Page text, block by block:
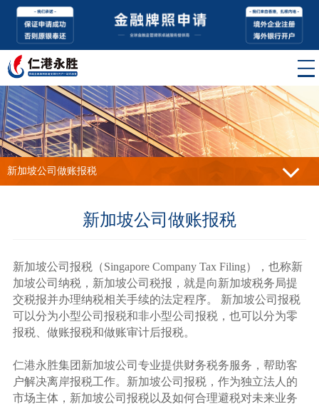
新加坡公司做账报税
新加坡公司做账报税
新加坡公司报税（Singapore Company Tax Filing），也称新
加坡公司纳税，新加坡公司税报，就是向新加坡税务局提
交税报并办理纳税相关手续的法定程序。 新加坡公司报税
可以分为小型公司报税和非小型公司报税，也可以分为零
报税、做账报税和做账审计后报税。
仁港永胜集团新加坡公司专业提供财务税务服务，帮助客
户解决离岸报税工作。新加坡公司报税，作为独立法人的
市场主体，新加坡公司报税以及如何合理避税对未来业务